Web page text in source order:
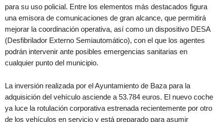
para su uso policial. Entre los elementos más destacados figura
una emisora de comunicaciones de gran alcance, que permitirá
mejorar la coordinación operativa, así como un dispositivo DESA
(Desfibrilador Externo Semiautomático), con el que los agentes
podrán intervenir ante posibles emergencias sanitarias en
cualquier punto del municipio.
La inversión realizada por el Ayuntamiento de Baza para la
adquisición del vehículo asciende a 53.784 euros. El nuevo coche
ya luce la rotulación corporativa estrenada recientemente por otro
de los vehículos en servicio y está preparado para asumir